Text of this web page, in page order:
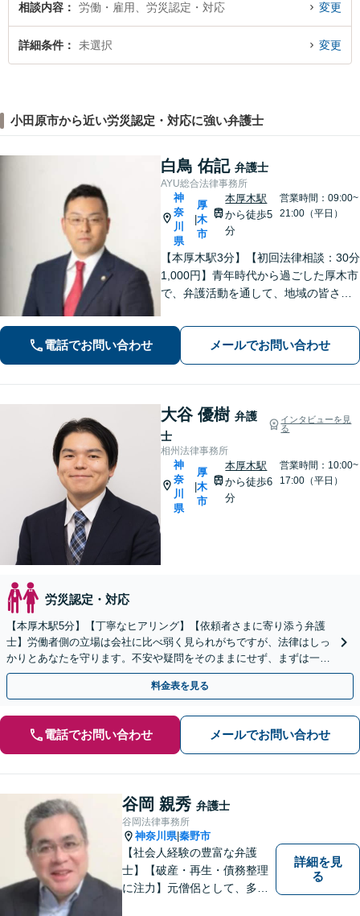
相談内容 労働・雇用、労災認定・対応 変更
詳細条件 未選択 変更
小田原市から近い労災認定・対応に強い弁護士
白鳥 佑記 弁護士
AYU総合法律事務所
神
奈
川
県
厚
木
市
本厚木駅
から徒歩5
分
営業時間：09:00~
21:00（平日）
【本厚木駅3分】【初回法律相談：30分
1,000円】青年時代から過ごした厚木市
で、弁護活動を通して、地域の皆さま
産・インターネット問題など幅広い分
野に対応可能です。【休日・夜間対
応】
電話でお問い合わせ メールでお問い合わせ
大谷 優樹 弁護
士
インタビューを見
る
相州法律事務所
神
奈
川
県
厚
木
市
本厚木駅
から徒歩6
分
営業時間：10:00~
17:00（平日）
労災認定・対応
【本厚木駅5分】【丁寧なヒアリング】【依頼者さまに寄り添う弁護
士】労働者側の立場は会社に比べ弱く見られがちですが、法律はしっ
かりとあなたを守ります。不安や疑問をそのままにせず、まずは一度
弁護士にご相談ください。【休日・夜間も対応】
料金表を見る
電話でお問い合わせ メールでお問い合わせ
谷岡 親秀 弁護士
谷岡法律事務所
神奈川県|秦野市
【社会人経験の豊富な弁護
士】【破産・再生・債務整理
に注力】元僧侶として、多く
詳細を見
る